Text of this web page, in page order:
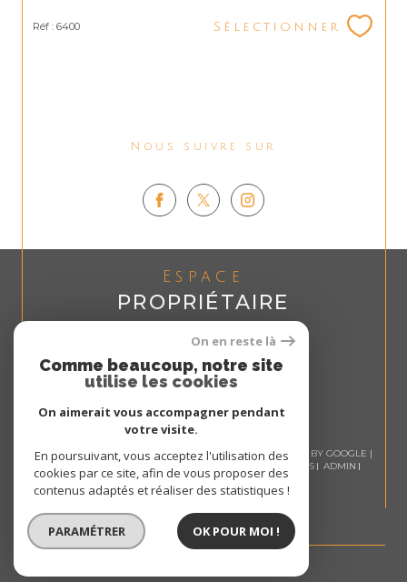
Réf : 6400 Sélectionner
Nous suivre sur
Espace
PROPRIÉTAIRE
Se connecter
© 2026 | TOUS DROITS RÉSERVÉS | TRADUCTION POWERED BY GOOGLE |
NOS HONORAIRES
PLAN DU SITE MENTIONS LÉGALES
ADMIN
NOS LIENS
POLITIQUE RGPD COOKIES
On en reste là
Comme beaucoup, notre site
utilise les cookies
On aimerait vous accompagner pendant
votre visite.
En poursuivant, vous acceptez l'utilisation des
cookies par ce site, afin de vous proposer des
contenus adaptés et réaliser des statistiques !
PARAMÉTRER OK POUR MOI !